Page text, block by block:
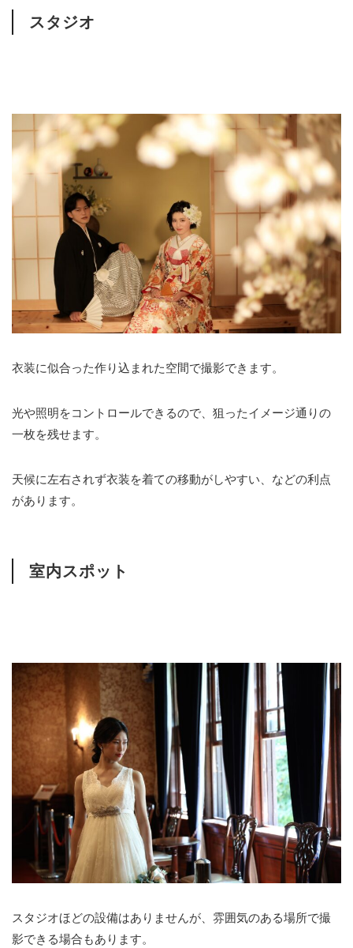
スタジオ
衣装に似合った作り込まれた空間で撮影できます。
光や照明をコントロールできるので、狙ったイメージ通りの
一枚を残せます。
天候に左右されず衣装を着ての移動がしやすい、などの利点
があります。
室内スポット
スタジオほどの設備はありませんが、雰囲気のある場所で撮
影できる場合もあります。